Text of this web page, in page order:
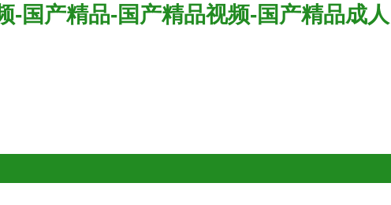
-国产精品-国产精品视频-国产精品成人